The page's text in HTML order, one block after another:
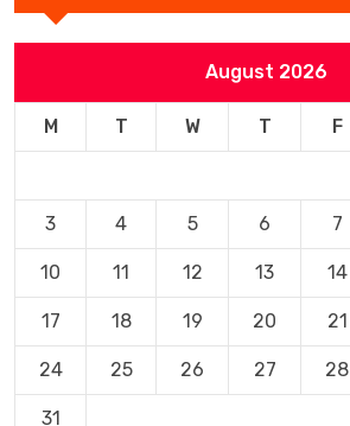
August 2026
M T W T F
3 4 5 6 7
10 11 12 13 14
17 18 19 20 21
24 25 26 27 28
31